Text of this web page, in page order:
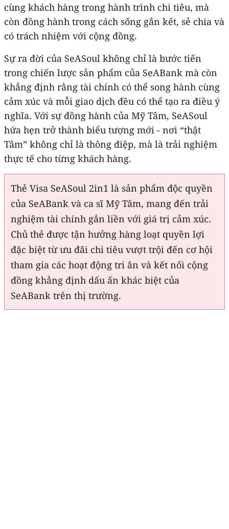
cùng khách hàng trong hành trình chi tiêu, mà
còn đồng hành trong cách sống gắn kết, sẻ chia và
có trách nhiệm với cộng đồng.
Sự ra đời của SeASoul không chỉ là bước tiến
trong chiến lược sản phẩm của SeABank mà còn
khẳng định rằng tài chính có thể song hành cùng
cảm xúc và mỗi giao dịch đều có thể tạo ra điều ý
nghĩa. Với sự đồng hành của Mỹ Tâm, SeASoul
hứa hẹn trở thành biểu tượng mới - nơi “thật
Tâm” không chỉ là thông điệp, mà là trải nghiệm
thực tế cho từng khách hàng.
Thẻ Visa SeASoul 2in1 là sản phẩm độc quyền
của SeABank và ca sĩ Mỹ Tâm, mang đến trải
nghiệm tài chính gắn liền với giá trị cảm xúc.
Chủ thẻ được tận hưởng hàng loạt quyền lợi
đặc biệt từ ưu đãi chi tiêu vượt trội đến cơ hội
tham gia các hoạt động tri ân và kết nối cộng
đồng khẳng định dấu ấn khác biệt của
SeABank trên thị trường.